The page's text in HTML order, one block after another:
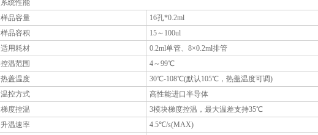
系统性能
样品容量
16孔*0.2ml
样品容积
15～100ul
适用耗材
0.2ml单管、8×0.2ml排管
控温范围
4～99℃
热盖温度
30℃-108℃(默认105℃，热盖温度可调)
温控方式
高性能进口半导体
梯度控温
3模块梯度控温，最大温差支持35℃
升温速率
4.5℃/s(MAX)